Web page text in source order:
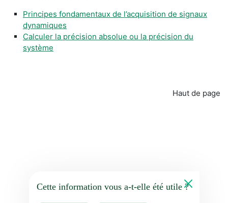
Principes fondamentaux de l’acquisition de signaux
dynamiques
Calculer la précision absolue ou la précision du
système
Haut de page
Cette information vous a-t-elle été utile ?